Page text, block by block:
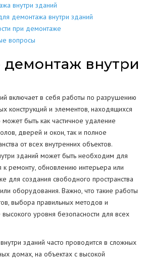
внутри зданий
демонтажа внутри зданий
при демонтаже
вопросы
демонтаж внутри
включает в себя работы по разрушению
конструкций и элементов, находящихся
быть как частичное удаление
дверей и окон, так и полное
от всех внутренних объектов.
зданий может быть необходим для
ремонту, обновлению интерьера или
для создания свободного пространства
оборудования. Важно, что такие работы
выбора правильных методов и
уровня безопасности для всех
зданий часто проводится в сложных
домах, на объектах с высокой